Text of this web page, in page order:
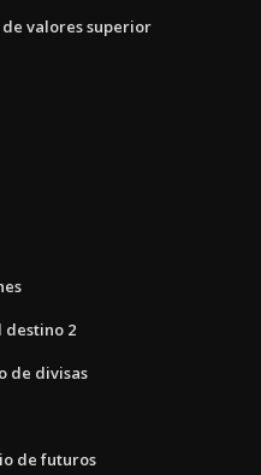
valores superior
destino 2
de divisas
de futuros